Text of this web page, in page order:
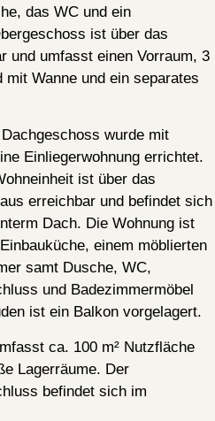
das WC und ein
ist über das
und umfasst einen Vorraum, 3
mit Wanne und ein separates
wurde mit
Einliegerwohnung errichtet.
ist über das
erreichbar und befindet sich
Dach. Die Wohnung ist
einem möblierten
samt Dusche, WC,
und Badezimmermöbel
ist ein Balkon vorgelagert.
ca. 100 m² Nutzfläche
Lagerräume. Der
befindet sich im